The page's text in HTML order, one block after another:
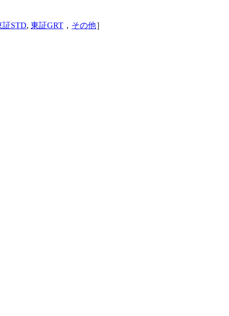
証STD, 東証GRT ， その他］